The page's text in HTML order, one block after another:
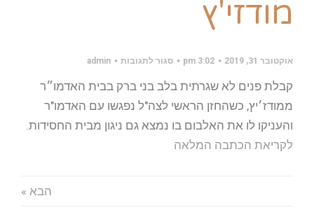
מודזי'ץ
אוקטובר 31, 2019 3:02 pm סגור לתגובות על
בין
לחסידות
admin
קבלת פנים לא שגרתית בלב בני ברק בבית האדמו״ר
ממודז׳יץ, כשהחזן הראשי לצה"ל נפגשו עם האדמו"ר
והעניקו לו את האלבום בו נמצא גם ניגון מבית החסידות.
לקריאת הכתבה המלאה
הבא »